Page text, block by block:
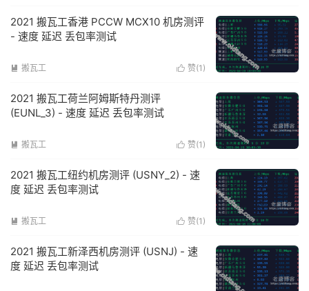
2021 搬瓦工香港 PCCW MCX10 机房测评
- 速度 延迟 丢包率测试
 赞(1 )
 搬瓦工
2021 搬瓦工荷兰阿姆斯特丹测评
(EUNL_3) - 速度 延迟 丢包率测试
 赞(1 )
 搬瓦工
2021 搬瓦工纽约机房测评 (USNY_2) - 速
度 延迟 丢包率测试
 赞(1 )
 搬瓦工
2021 搬瓦工新泽西机房测评 (USNJ) - 速
度 延迟 丢包率测试